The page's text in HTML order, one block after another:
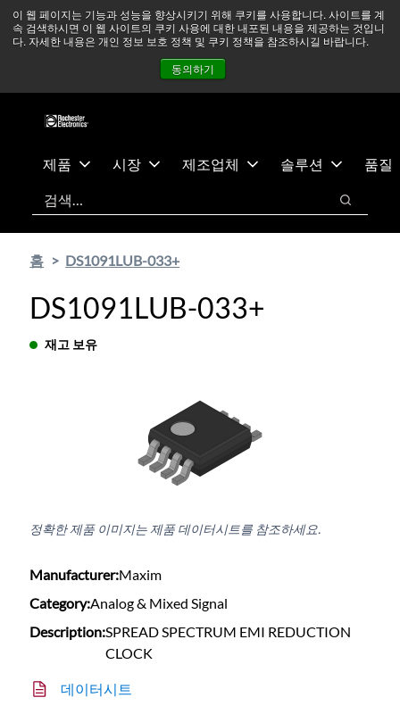
이 웹 페이지는 기능과 성능을 향상시키기 위해 쿠키를 사용합니다. 사이트를 계
속 검색하시면 이 웹 사이트의 쿠키 사용에 대한 내포된 내용을 제공하는 것입니
다. 자세한 내용은 개인 정보 보호 정책 및 쿠키 정책을 참조하시길 바랍니다.
동의하기
츠
건
중동 지역 상황을 지속적으로 주시하고 있으며, 모든 서비스는
정상적으로 운영되고 있습니다. 더 읽어보기 →
뉴스
문의하기
제품 시장 제조업체 솔루션
품질
검색
검색
홈 DS1091LUB-033+
DS1091LUB-033+
재고 보유
정확한 제품 이미지는 제품 데이터시트를 참조하세요.
Manufacturer:Maxim
Category:Analog & Mixed Signal
Description:SPREAD SPECTRUM EMI REDUCTION
CLOCK
데이터시트